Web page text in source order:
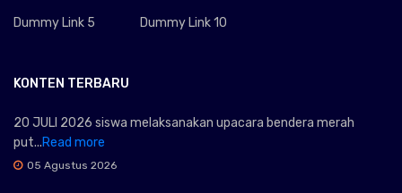
Dummy Link 5 Dummy Link 10
KONTEN TERBARU
20 JULI 2026 siswa melaksanakan upacara bendera merah
put...Read more
05 Agustus 2026